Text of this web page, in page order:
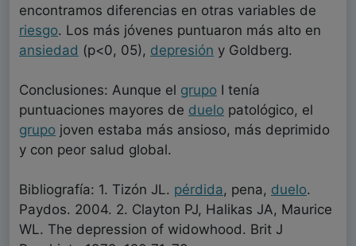
encontramos diferencias en otras variables de
riesgo. Los más jóvenes puntuaron más alto en
ansiedad (p<0, 05), depresión y Goldberg.
Conclusiones: Aunque el grupo I tenía
puntuaciones mayores de duelo patológico, el
grupo joven estaba más ansioso, más deprimido
y con peor salud global.
Bibliografía: 1. Tizón JL. pérdida, pena, duelo.
Paydos. 2004. 2. Clayton PJ, Halikas JA, Maurice
WL. The depression of widowhood. Brit J